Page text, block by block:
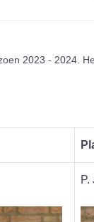
2023 - 2024.
P.